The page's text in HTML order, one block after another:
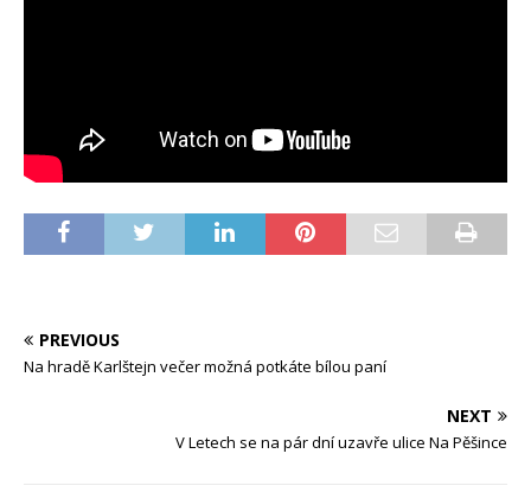
PREVIOUS
Na hradě Karlštejn večer možná potkáte bílou paní
NEXT
V Letech se na pár dní uzavře ulice Na Pěšince